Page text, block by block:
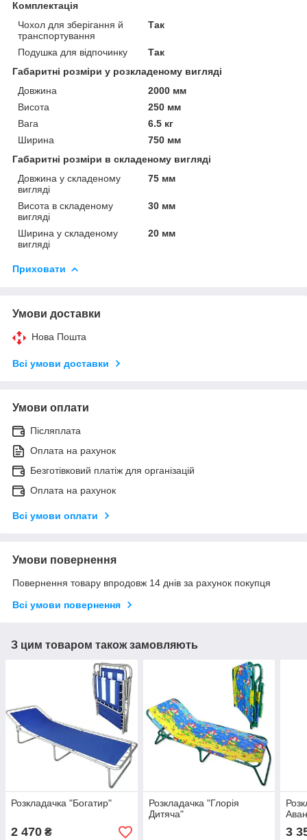
Комплектація
Чохол для зберігання й
транспортування
Так
Подушка для відпочинку
Так
Габаритні розміри у розкладеному вигляді
Довжина
2000 мм
Висота
250 мм
Вага
6.5 кг
Ширина
750 мм
Габаритні розміри в складеному вигляді
Довжина у складеному
вигляді
75 мм
Висота в складеному
вигляді
30 мм
Ширина у складеному
вигляді
20 мм
Приховати
Умови доставки
Нова Пошта
Всі умови доставки
Умови оплати
Післяплата
Оплата на рахунок
Безготівковий платіж для організацій
Оплата на рахунок
Всі умови оплати
Умови повернення
Повернення товару впродовж 14 днів за рахунок покупця
Всі умови повернення
З цим товаром також замовляють
Розкладачка "Богатир"
2 470 ₴
Розкладачка "Глорія
Дитяча"
3